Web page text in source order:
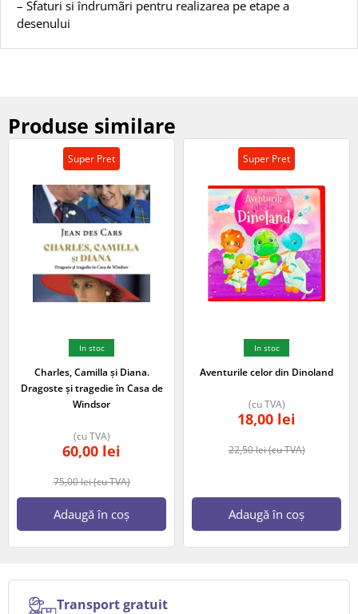
– Sfaturi si îndrumãri pentru realizarea pe etape a
desenului
Produse similare
Super Pret
In stoc
Charles, Camilla și Diana.
Dragoste și tragedie în Casa de
Windsor
75,00lei(cu TVA)
60,00 lei
(cu TVA)
Adaugă în coș
Super Pret
In stoc
Aventurile celor din Dinoland
22,50lei(cu TVA)
18,00 lei
(cu TVA)
Adaugă în coș
Transport gratuit